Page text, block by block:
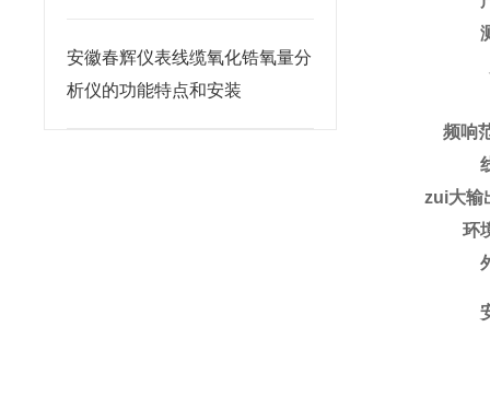
安徽春辉仪表线缆氧化锆氧量分
析仪的功能特点和安装
频响
zui大输
环